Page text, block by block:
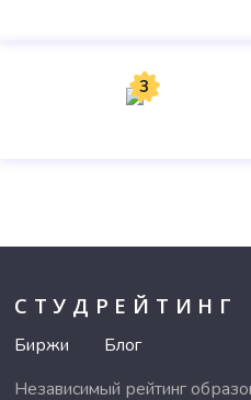
3
СТУДРЕЙТИНГ
Биржи
Блог
Независимый рейтинг